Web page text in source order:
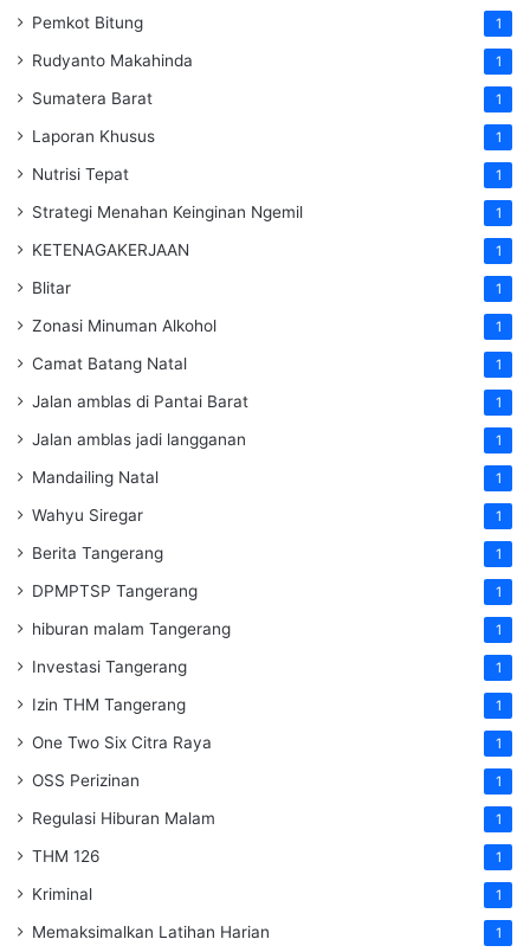
Pemkot Bitung 1
Rudyanto Makahinda 1
Sumatera Barat 1
Laporan Khusus 1
Nutrisi Tepat 1
Strategi Menahan Keinginan Ngemil 1
KETENAGAKERJAAN 1
Blitar 1
Zonasi Minuman Alkohol 1
Camat Batang Natal 1
Jalan amblas di Pantai Barat 1
Jalan amblas jadi langganan 1
Mandailing Natal 1
Wahyu Siregar 1
Berita Tangerang 1
DPMPTSP Tangerang 1
hiburan malam Tangerang 1
Investasi Tangerang 1
Izin THM Tangerang 1
One Two Six Citra Raya 1
OSS Perizinan 1
Regulasi Hiburan Malam 1
THM 126 1
Kriminal 1
Memaksimalkan Latihan Harian 1